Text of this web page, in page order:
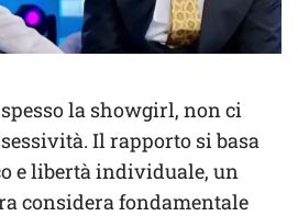
la showgirl, non ci
Il rapporto si basa
e libertà individuale, un
considera fondamentale